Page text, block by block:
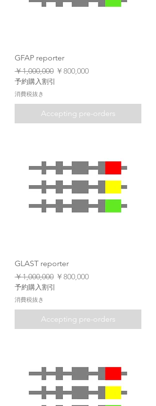
GFAP reporter
通常価格
￥1,000,000 セール価格
￥800,000
予約購入割引
消費税抜き
Accepting pre-orders
GLAST reporter
通常価格
￥1,000,000 セール価格
￥800,000
予約購入割引
消費税抜き
Accepting pre-orders